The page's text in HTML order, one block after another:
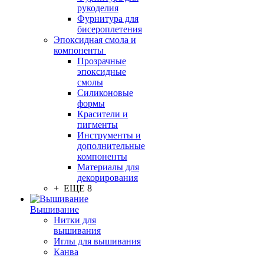
рукоделия
Фурнитура для
бисероплетения
Эпоксидная смола и
компоненты
Прозрачные
эпоксидные
смолы
Силиконовые
формы
Красители и
пигменты
Инструменты и
дополнительные
компоненты
Материалы для
декорирования
+ ЕЩЕ 8
Вышивание
Нитки для
вышивания
Иглы для вышивания
Канва